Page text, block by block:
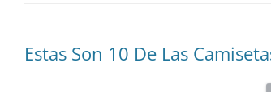
Estas Son 10 De Las